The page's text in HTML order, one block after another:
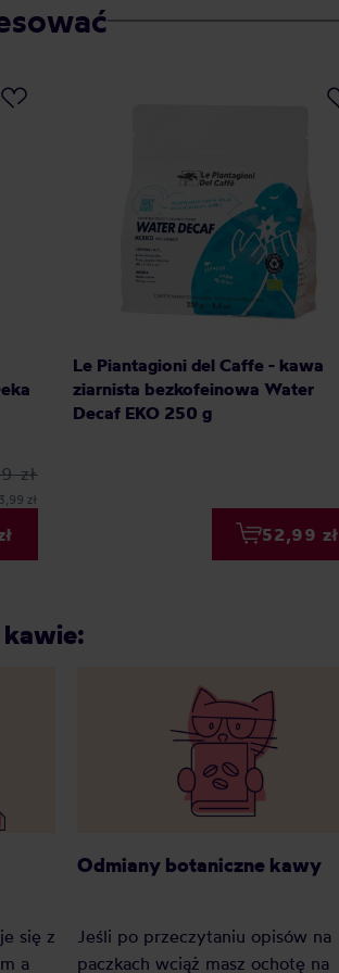
zł
zł
Le Piantagioni del Caffe - kawa
ziarnista bezkofeinowa Water
Decaf EKO 250 g
52,99 zł
się z
a
Odmiany botaniczne kawy
Jeśli po przeczytaniu opisów na
paczkach wciąż masz ochotę na